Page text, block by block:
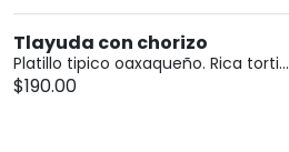
Tlayuda con chorizo
Platillo tipico oaxaqueño. Rica torti...
$190.00